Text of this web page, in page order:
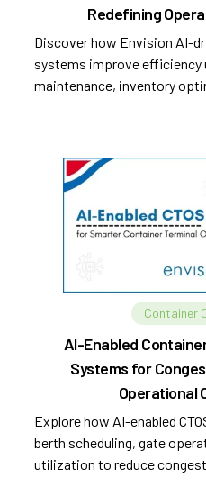
Redefining
Discover how Envision AI-
systems improve efficiency
maintenance, inventory
Container
AI-Enabled
Systems for
Operational
Explore how AI-enabled
berth scheduling, gate
utilization to reduce